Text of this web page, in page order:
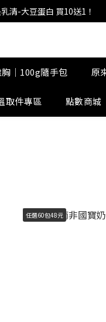
清-大豆蛋白 買10送1！
｜100g隨手包 原
取件專區 點數商城
任選60包48元